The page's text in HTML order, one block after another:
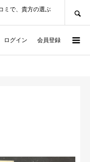
ミで、貴方の選ぶ
ログイン 会員登録